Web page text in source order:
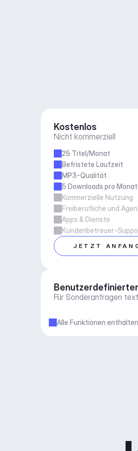
Kostenlos
Nicht kommerziell
25 Titel/Monat
Befristete Laufzeit
MP3-Qualität
5 Downloads pro Monat
Kommerzielle Nutzung
Freiberufliche und
Apps & Dienste
Kundenbetreuer-
JETZT
Benutzerdefinierter
Für Sonderanfragen
Alle Funktionen enthalten